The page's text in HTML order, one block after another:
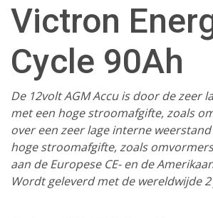
Victron
Cycle 90Ah
De 12volt AGM Accu is door de
met een hoge stroomafgifte, zoals
over een zeer lage interne
hoge stroomafgifte, zoals
aan de Europese CE- en de
Wordt geleverd met de wereldwijde